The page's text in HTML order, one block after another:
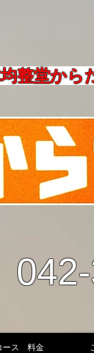
整堂から
ース 料金